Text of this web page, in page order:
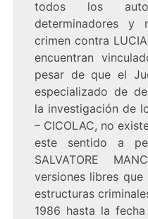
todos los
determinadores y
crimen contra
encuentran
pesar de que el
especializado de
la investigación de
– CICOLAC, no
este sentido a
SALVATORE
versiones libres
estructuras
1986 hasta la